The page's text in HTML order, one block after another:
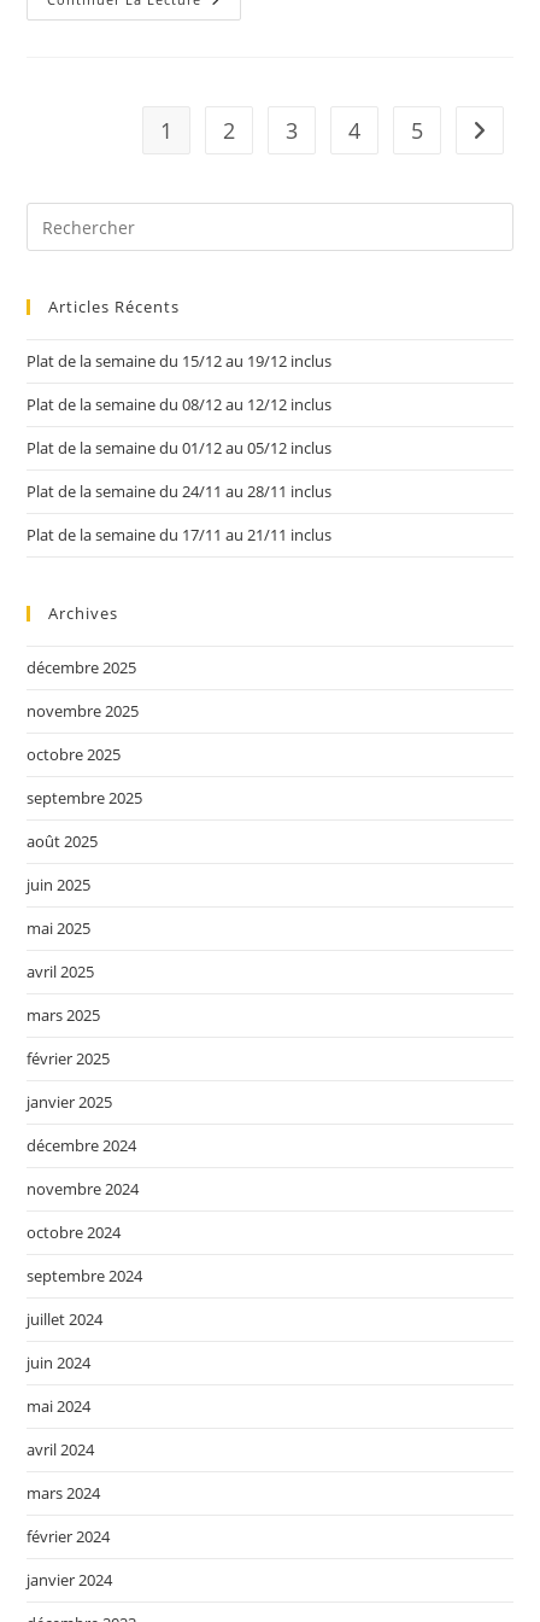
1 2 3 4 5
Articles Récents
Plat de la semaine du 15/12 au 19/12 inclus
Plat de la semaine du 08/12 au 12/12 inclus
Plat de la semaine du 01/12 au 05/12 inclus
Plat de la semaine du 24/11 au 28/11 inclus
Plat de la semaine du 17/11 au 21/11 inclus
Archives
décembre 2025
novembre 2025
octobre 2025
septembre 2025
août 2025
juin 2025
mai 2025
avril 2025
mars 2025
février 2025
janvier 2025
décembre 2024
novembre 2024
octobre 2024
septembre 2024
juillet 2024
juin 2024
mai 2024
avril 2024
mars 2024
février 2024
janvier 2024